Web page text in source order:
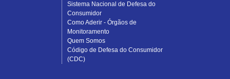
Sistema Nacional de Defesa do
Consumidor
Como Aderir - Órgãos de
Monitoramento
Quem Somos
Código de Defesa do Consumidor
(CDC)